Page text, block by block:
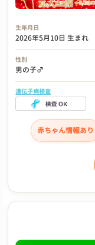
生年月日
2026年5月10日 生まれ
性別
男の子♂
遺伝子病検査
赤ちゃん情報あり